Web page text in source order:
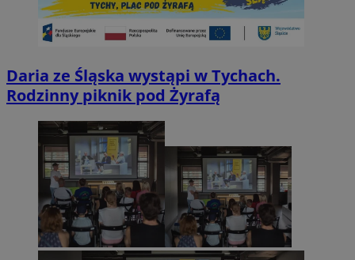
Daria ze Śląska wystąpi w Tychach.
Rodzinny piknik pod Żyrafą